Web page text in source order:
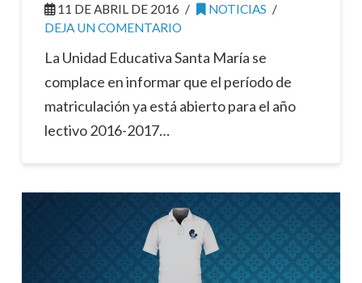
11 DE ABRIL DE 2016
NOTICIAS
DEJA UN COMENTARIO
La Unidad Educativa Santa María se
complace en informar que el período de
matriculación ya está abierto para el año
lectivo 2016-2017…